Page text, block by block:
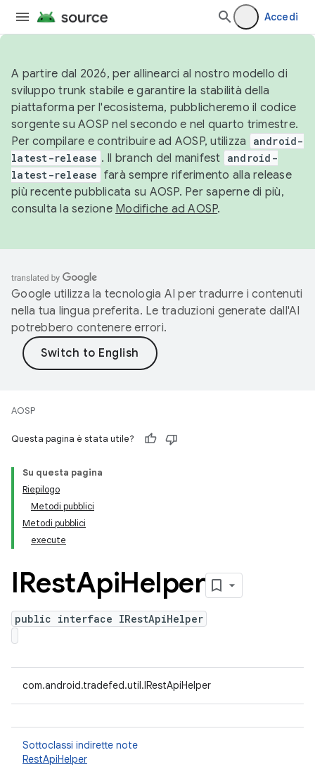
Accedi
A partire dal 2026, per allinearci al nostro modello di
sviluppo trunk stabile e garantire la stabilità della
piattaforma per l'ecosistema, pubblicheremo il codice
sorgente su AOSP nel secondo e nel quarto trimestre.
Per compilare e contribuire ad AOSP, utilizza
android-
latest-release . Il branch del manifest android-
latest-release farà sempre riferimento alla release
più recente pubblicata su AOSP. Per saperne di più,
consulta la sezione Modifiche ad AOSP.
Google utilizza la tecnologia AI per tradurre i contenuti
nella tua lingua preferita. Le traduzioni generate dall'AI
potrebbero contenere errori.
AOSP
Questa pagina è stata utile?
Su questa pagina
Riepilogo
Metodi pubblici
Metodi pubblici
execute
IRestApiHelper
public interface IRestApiHelper
com.android.tradefed.util.IRestApiHelper
Sottoclassi indirette note
RestApiHelper